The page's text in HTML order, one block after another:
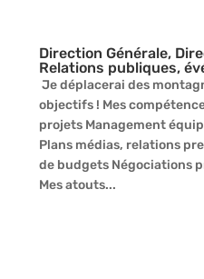
Direction Générale,
Relations publiques,
Je déplacerai des
objectifs ! Mes
projets Management
Plans médias, relations
de budgets Négociations
Mes atouts...